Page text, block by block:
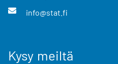
info@stat.fi
Kysy meiltä